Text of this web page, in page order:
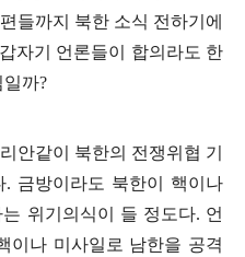
들까지 북한 소식 전하기에
자기 언론들이 합의라도 한
일까?
안같이 북한의 전쟁위협 기
. 금방이라도 북한이 핵이나
위기의식이 들 정도다. 언
이나 미사일로 남한을 공격